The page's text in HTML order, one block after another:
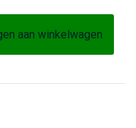
aan winkelwagen